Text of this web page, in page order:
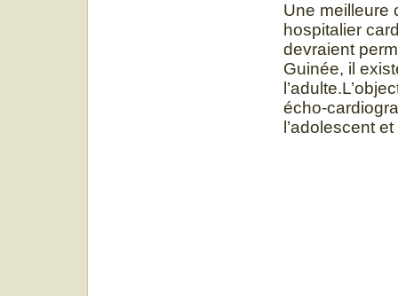
Une meilleure
hospitalier
devraient
Guinée, il
écho-
l’adolescent